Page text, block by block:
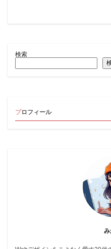
検索
プロフィール